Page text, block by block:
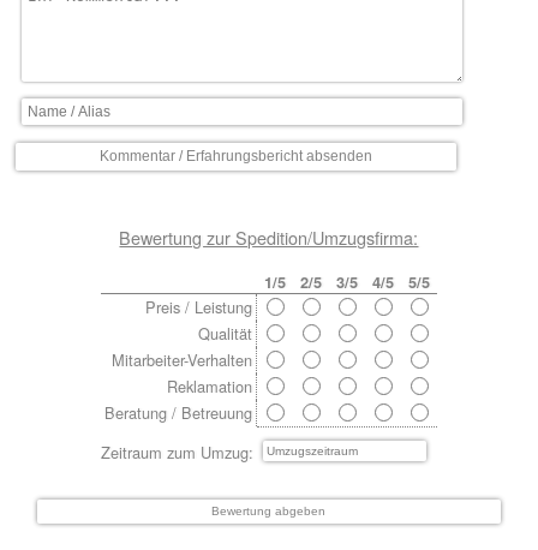
Bewertung zur Spedition/Umzugsfirma:
1/5 2/5 3/5 4/5 5/5
Zeitraum zum Umzug:
Preis / Leistung
Qualität
Mitarbeiter-Verhalten
Reklamation
Beratung / Betreuung